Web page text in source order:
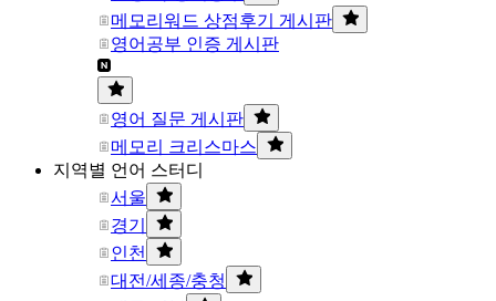
메모리워드 상점후기 게시판
영어공부 인증 게시판
영어 질문 게시판
메모리 크리스마스
지역별 언어 스터디
서울
경기
인천
대전/세종/충청